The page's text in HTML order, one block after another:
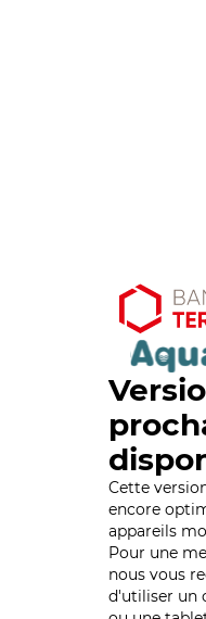
Cette
encore
appareils
Pour une
nous vous
d'utiliser un